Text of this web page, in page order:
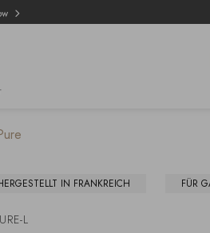
IN FRANKREICH FÜR
L